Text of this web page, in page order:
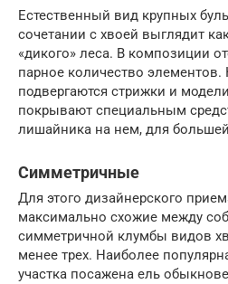
Естественный вид крупных
сочетании с хвоей выглядит
«дикого» леса. В композиции
парное количество
подвергаются стрижки и
покрывают специальным
лишайника на нем, для
Симметричные
Для этого дизайнерского
максимально схожие между
симметричной клумбы видов
менее трех. Наиболее
участка посажена ель